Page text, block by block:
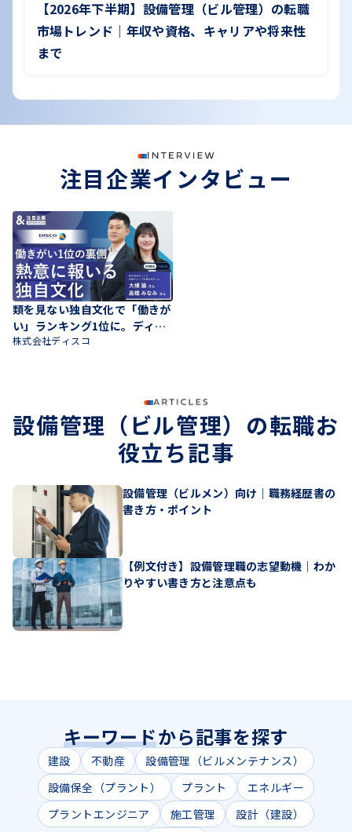
【2026年下半期】設備管理（ビル管理）の転職
市場トレンド｜年収や資格、キャリアや将来性
まで
注目企業インタビュー
類を見ない独自文化で「働きが
い」ランキング1位に。ディス
コが貫く、社員の熱意に報いる
株式会社ディスコ
設備管理（ビル管理）の転職お
役立ち記事
設備管理（ビルメン）向け｜職務経歴書の
書き方・ポイント
【例文付き】設備管理職の志望動機｜わか
りやすい書き方と注意点も
キーワードから記事を探す
建設 不動産
設備管理（ビルメンテナンス）
設備保全（プラント）
プラント
エネルギー
プラントエンジニア
施工管理
設計（建設）